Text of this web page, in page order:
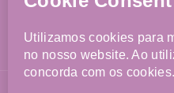
Livro de Reclamações